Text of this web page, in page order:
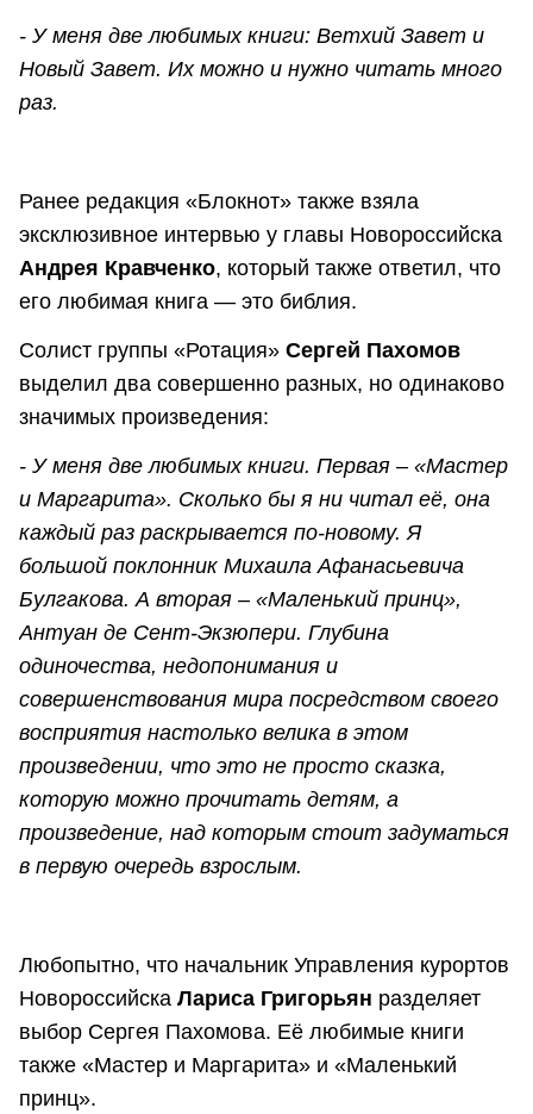
- У меня две любимых книги: Ветхий Завет и
Новый Завет. Их можно и нужно читать много
раз.
Ранее редакция «Блокнот» также взяла
эксклюзивное интервью у главы Новороссийска
Андрея Кравченко, который также ответил, что
его любимая книга — это библия.
Солист группы «Ротация» Сергей Пахомов
выделил два совершенно разных, но одинаково
значимых произведения:
- У меня две любимых книги. Первая – «Мастер
и Маргарита». Сколько бы я ни читал её, она
каждый раз раскрывается по-новому. Я
большой поклонник Михаила Афанасьевича
Булгакова. А вторая – «Маленький принц»,
Антуан де Сент-Экзюпери. Глубина
одиночества, недопонимания и
совершенствования мира посредством своего
восприятия настолько велика в этом
произведении, что это не просто сказка,
которую можно прочитать детям, а
произведение, над которым стоит задуматься
в первую очередь взрослым.
Любопытно, что начальник Управления курортов
Новороссийска Лариса Григорьян разделяет
выбор Сергея Пахомова. Её любимые книги
также «Мастер и Маргарита» и «Маленький
принц».